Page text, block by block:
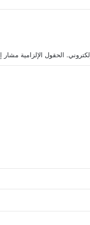
الحقول الإلزامية مشار